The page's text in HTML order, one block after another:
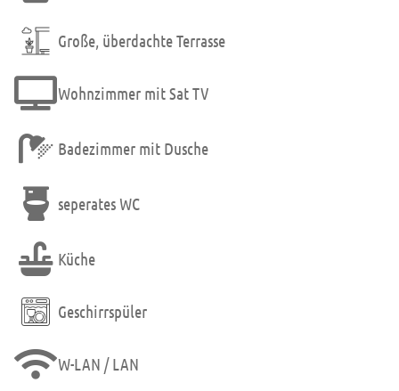
Große, überdachte Terrasse
Wohnzimmer mit Sat TV
Badezimmer mit Dusche
seperates WC
Küche
Geschirrspüler
W-LAN / LAN